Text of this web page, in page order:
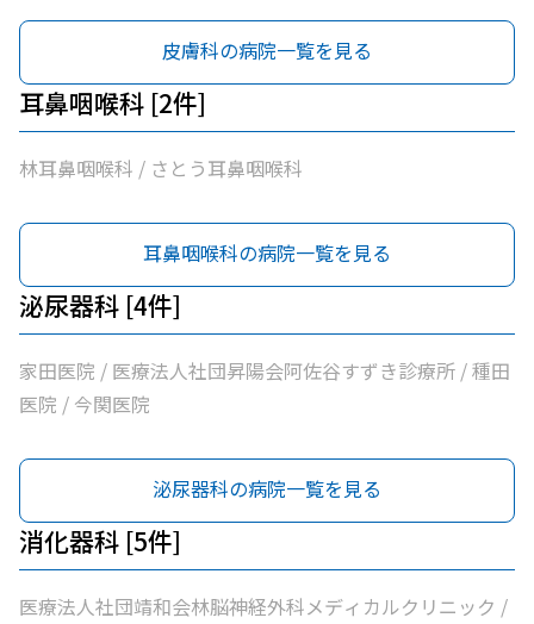
皮膚科の病院一覧を見る
耳鼻咽喉科 [2件]
林耳鼻咽喉科 / さとう耳鼻咽喉科
耳鼻咽喉科の病院一覧を見る
泌尿器科 [4件]
家田医院 / 医療法人社団昇陽会阿佐谷すずき診療所 / 種田
医院 / 今関医院
泌尿器科の病院一覧を見る
消化器科 [5件]
医療法人社団靖和会林脳神経外科メディカルクリニック /